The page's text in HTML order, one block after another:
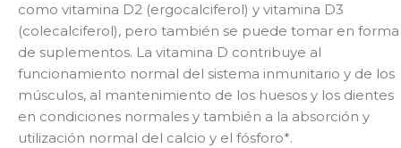
como vitamina D2 (ergocalciferol) y vitamina D3
(colecalciferol), pero también se puede tomar en forma
de suplementos. La vitamina D contribuye al
funcionamiento normal del sistema inmunitario y de los
músculos, al mantenimiento de los huesos y los dientes
en condiciones normales y también a la absorción y
utilización normal del calcio y el fósforo*.